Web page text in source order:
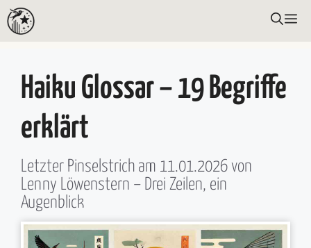
Zum
Inhalt
Haiku Glossar – 19 Begriffe
erklärt
Letzter Pinselstrich am 11.01.2026 von
Lenny Löwenstern – Drei Zeilen, ein
Augenblick